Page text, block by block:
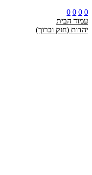
0
0
0
0
עמוד הבית
יהדות (חזק וברוך)